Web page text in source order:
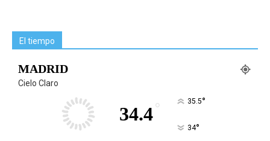
El tiempo
MADRID
Cielo Claro
34.4° 35.5°
34°